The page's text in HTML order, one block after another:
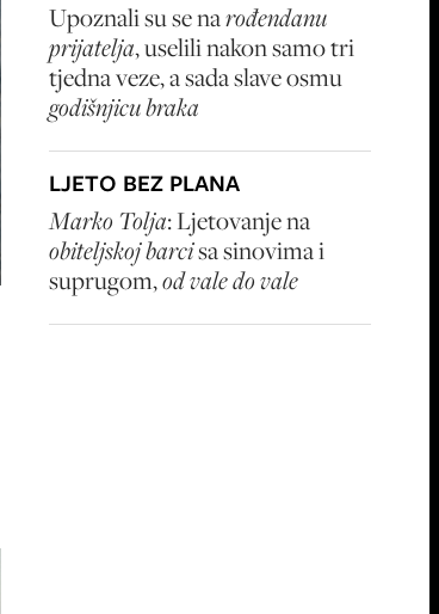
Upoznali su se narođendanu
prijatelja, uselili nakon samo tri
tjedna veze, a sada slave osmu
godišnjicu braka
LJETO BEZ PLANA
Marko Tolja: Ljetovanje na
obiteljskoj barcisa sinovima i
suprugom,od vale do vale